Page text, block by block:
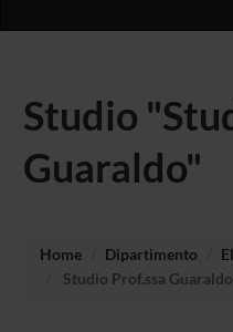
Studio
Guaraldo"
Home Dipartimento
Studio Prof.ssa Guaraldo